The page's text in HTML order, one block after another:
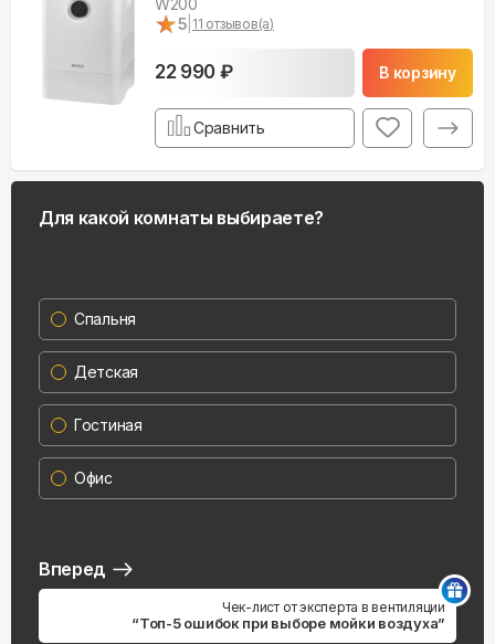
★
★5 11 отзывов(а)
22 990 ₽ В корзину
Сравнить
Для какой комнаты выбираете?
Спальня
Детская
Гостиная
Офис
Вперед
Чек-лист от эксперта в вентиляции
“Топ-5 ошибок при выборе мойки воздуха”